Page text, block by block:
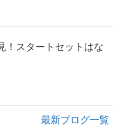
！スタートセットはな
最新ブログ一覧